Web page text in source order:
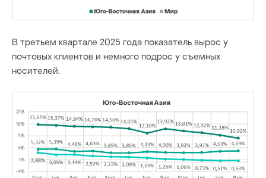
В третьем квартале 2025 года показатель вырос у
почтовых клиентов и немного подрос у съемных
носителей.